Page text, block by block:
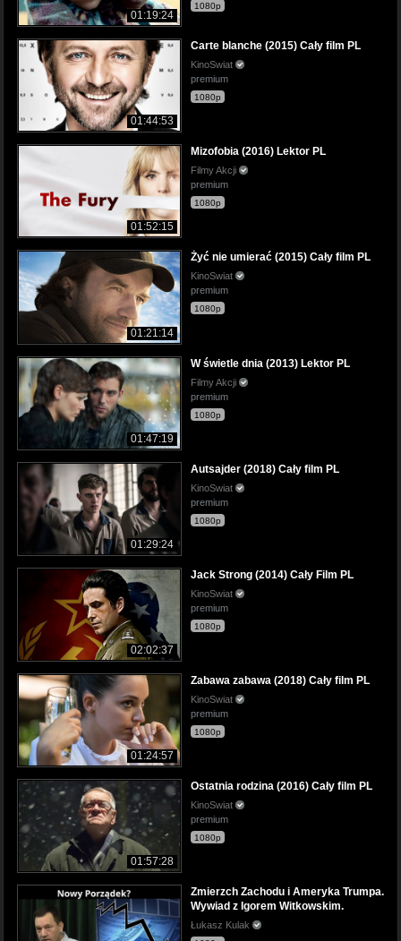
01:19:24
1080p
01:44:53
Carte blanche (2015) Cały film PL
KinoSwiat
premium
1080p
01:52:15
Mizofobia (2016) Lektor PL
Filmy Akcji
premium
1080p
01:21:14
Żyć nie umierać (2015) Cały film PL
KinoSwiat
premium
1080p
01:47:19
W świetle dnia (2013) Lektor PL
Filmy Akcji
premium
1080p
01:29:24
Autsajder (2018) Cały film PL
KinoSwiat
premium
1080p
02:02:37
Jack Strong (2014) Cały Film PL
KinoSwiat
premium
1080p
01:24:57
Zabawa zabawa (2018) Cały film PL
KinoSwiat
premium
1080p
01:57:28
Ostatnia rodzina (2016) Cały film PL
KinoSwiat
premium
1080p
Zmierzch Zachodu i Ameryka Trumpa.
Wywiad z Igorem Witkowskim.
Łukasz Kulak